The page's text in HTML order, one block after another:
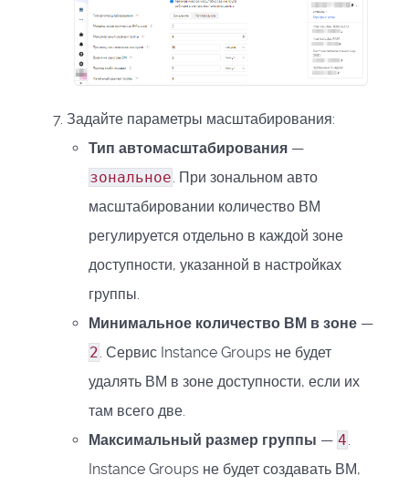
Задайте параметры масштабирования:
Тип автомасштабирования —
зональное. При зональном авто
масштабировании количество ВМ
регулируется отдельно в каждой зоне
доступности, указанной в настройках
группы.
Минимальное количество ВМ в зоне —
2. Сервис Instance Groups не будет
удалять ВМ в зоне доступности, если их
там всего две.
Максимальный размер группы — 4.
Instance Groups не будет создавать ВМ,